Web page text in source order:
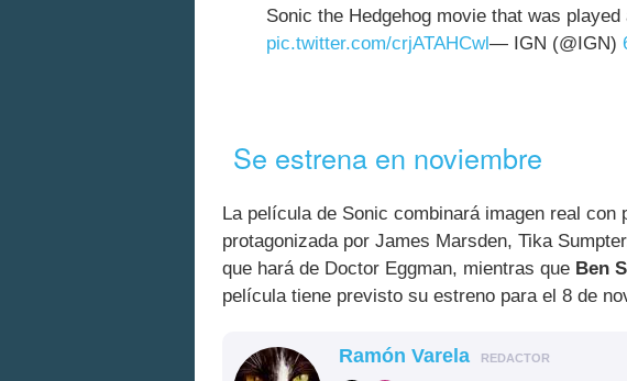
Sonic the Hedgehog movie that was played
pic.twitter.com/crjATAHCwl— IGN (@IGN)
Se estrena en noviembre
La película de Sonic combinará imagen real con
protagonizada por James Marsden, Tika
que hará de Doctor Eggman, mientras que Ben
película tiene previsto su estreno para el 8 de
Ramón Varela REDACTOR